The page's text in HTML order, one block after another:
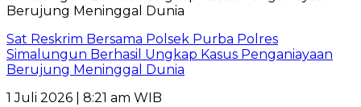
Sat Reskrim Bersama Polsek Purba Polres
Simalungun Berhasil Ungkap Kasus Penganiayaan
Berujung Meninggal Dunia
1 Juli 2026 | 8:21 am WIB